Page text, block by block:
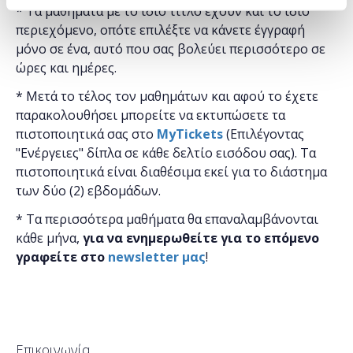
* Τα μαθήματα με το ίδιο τίτλο έχουν και το ίδιο
περιεχόμενο, οπότε επιλέξτε να κάνετε έγγραφή
μόνο σε ένα, αυτό που σας βολεύει περισσότερο σε
ώρες και ημέρες.
* Μετά το τέλος τον μαθημάτων και αφού το έχετε
παρακολουθήσει μπορείτε να εκτυπώσετε τα
πιστοποιητικά ​σας στο MyTickets(Επιλέγοντας
"Ενέργειες" δίπλα σε κάθε δελτίο εισόδου σας). Τα
πιστοποιητικά είναι διαθέσιμα εκεί για το διάστημα
των δύο (2) εβδομάδων.
* Τα περισσότερα μαθήματα θα επαναλαμβάνονται
κάθε μήνα, για να ενημερωθείτε για το επόμενο
γραφείτε στο newsletter μας!
Επικοινωνία